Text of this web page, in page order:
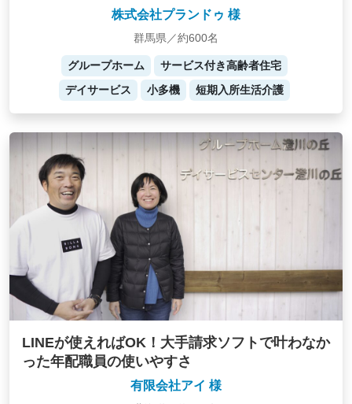
株式会社プランドゥ 様
群馬県／約600名
グループホーム
サービス付き高齢者住宅
デイサービス
小多機 短期入所生活介護
LINEが使えればOK！大手請求ソフトで叶わなか
った年配職員の使いやすさ
有限会社アイ 様